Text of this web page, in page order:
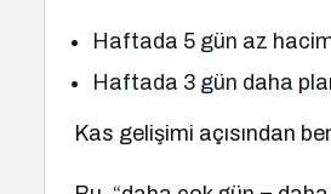
Haftada 5 gün az
Haftada 3 gün daha
Kas gelişimi açısından